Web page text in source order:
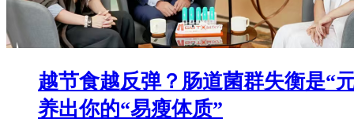
越节食越反弹？肠道菌群失衡是“
养出你的“易瘦体质”